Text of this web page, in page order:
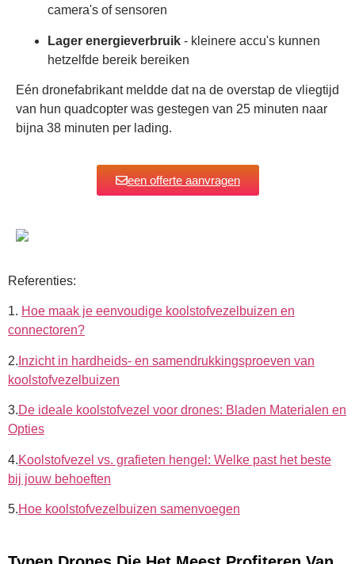
camera's of sensoren
Lager energieverbruik - kleinere accu's kunnen
hetzelfde bereik bereiken
Eén dronefabrikant meldde dat na de overstap de vliegtijd
van hun quadcopter was gestegen van 25 minuten naar
bijna 38 minuten per lading.
een offerte aanvragen
Referenties:
1. Hoe maak je eenvoudige koolstofvezelbuizen en
connectoren?
2. Inzicht in hardheids- en samendrukkingsproeven van
koolstofvezelbuizen
3.De ideale koolstofvezel voor drones: Bladen Materialen en
Opties
4.Koolstofvezel vs. grafieten hengel: Welke past het beste
bij jouw behoeften
5.Hoe koolstofvezelbuizen samenvoegen